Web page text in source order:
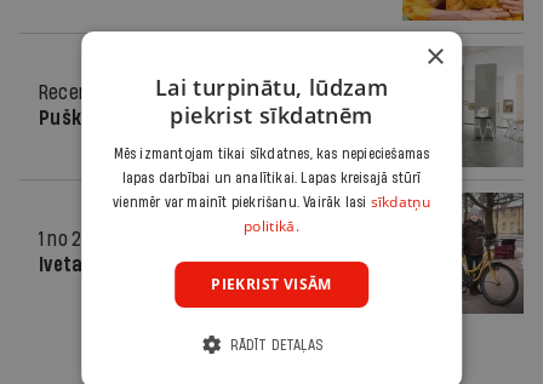
Recenzija
23.10.2019.
Puškins un pūderis
1 no 2 miljoniem
21.02.2018.
Iveta Silkalne, gada pastniece Rīgā
×
Lai turpinātu, lūdzam
piekrist sīkdatnēm
Mēs izmantojam tikai sīkdatnes, kas nepieciešamas
lapas darbībai un analītikai. Lapas kreisajā stūrī
vienmēr var mainīt piekrišanu. Vairāk lasi sīkdatņu
politikā.
PIEKRIST VISĀM
RĀDĪT DETAĻAS